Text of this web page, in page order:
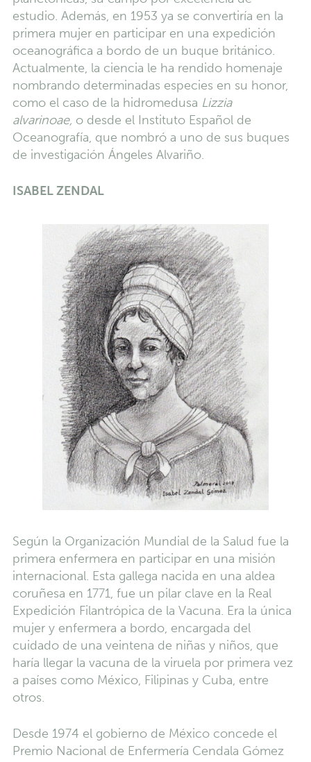
estudio. Además, en 1953 ya se convertiría en la
primera mujer en participar en una expedición
oceanográfica a bordo de un buque británico.
Actualmente, la ciencia le ha rendido homenaje
nombrando determinadas especies en su honor,
como el caso de la hidromedusa Lizzia
alvarinoae, o desde el Instituto Español de
Oceanografía, que nombró a uno de sus buques
de investigación Ángeles Alvariño.
ISABEL ZENDAL
Según la Organización Mundial de la Salud fue la
primera enfermera en participar en una misión
internacional. Esta gallega nacida en una aldea
coruñesa en 1771, fue un pilar clave en la Real
Expedición Filantrópica de la Vacuna. Era la única
mujer y enfermera a bordo, encargada del
cuidado de una veintena de niñas y niños, que
haría llegar la vacuna de la viruela por primera vez
a países como México, Filipinas y Cuba, entre
otros.
Desde 1974 el gobierno de México concede el
Premio Nacional de Enfermería Cendala Gómez